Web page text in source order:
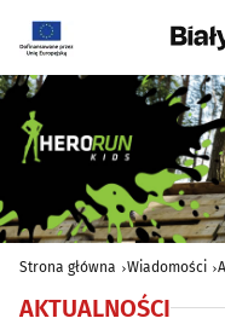
Strona główna Wiadomości
AKTUALNOŚCI